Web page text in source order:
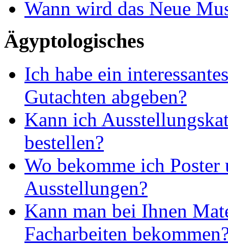
Wann wird das Neue
Ägyptologisches
Ich habe ein
Gutachten abgeben?
Kann ich
bestellen?
Wo bekomme ich
Ausstellungen?
Kann man bei Ihnen
Facharbeiten